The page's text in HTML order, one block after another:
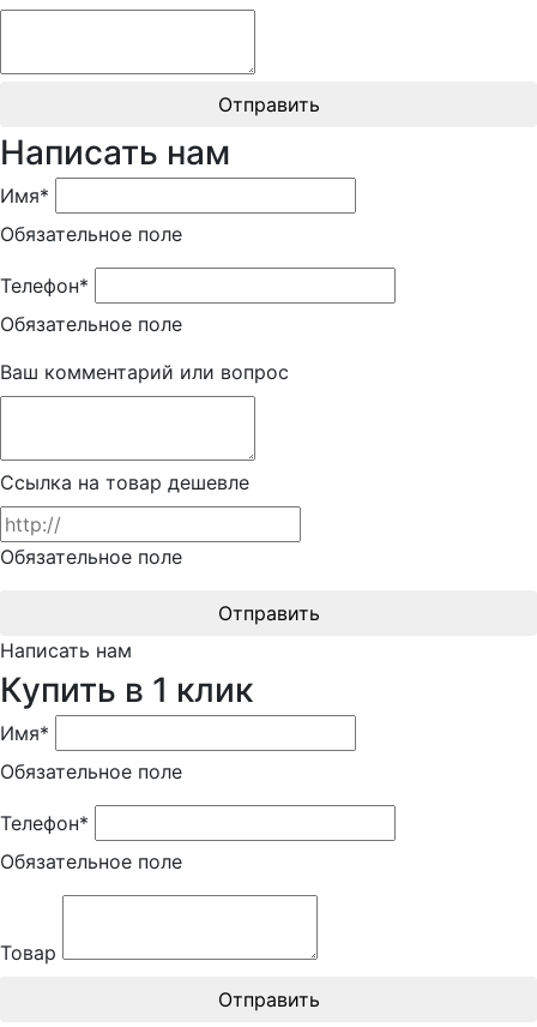
Отправить
Написать нам
Имя*
Обязательное поле
Телефон*
Обязательное поле
Ваш комментарий или вопрос
Ссылка на товар дешевле
Обязательное поле
Отправить
Написать нам
Купить в 1 клик
Имя*
Обязательное поле
Телефон*
Обязательное поле
Товар
Отправить